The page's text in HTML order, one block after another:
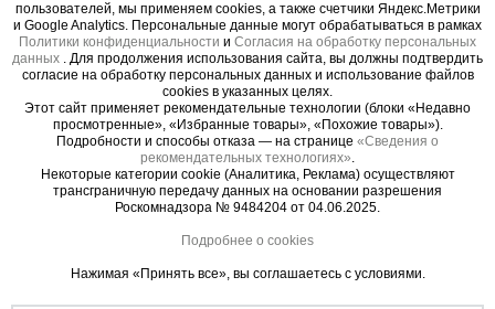
использования. Нет необходимости в специальных знаниях.
Догибка арматуры может производиться непосредственно в
месте работы
Антикоррозионное покрытие
По всей площади ключа нанесено порошково-полимерное
покрытие, защищающее от механических повреждений и
препятствующее образованию ржавчины
пользователей, мы применяем cookies, а также счетчики Яндекс.Метрики
и Google Analytics. Персональные данные могут обрабатываться в рамках
Политики конфиденциальности и Согласия на обработку персональных
данных
. Для продолжения использования сайта, вы должны подтвердить
согласие на обработку персональных данных и использование файлов
cookies в указанных целях.
Этот сайт применяет рекомендательные технологии (блоки «Недавно
просмотренные», «Избранные товары», «Похожие товары»).
Подробности и способы отказа — на странице «Сведения о
рекомендательных технологиях»
Некоторые категории cookie (Аналитика, Реклама) осуществляют
трансграничную передачу данных на основании разрешения
Роскомнадзора № 9484204 от 04.06.2025.
Подробнее о cookies
Нажимая «Принять все», вы соглашаетесь с условиями.